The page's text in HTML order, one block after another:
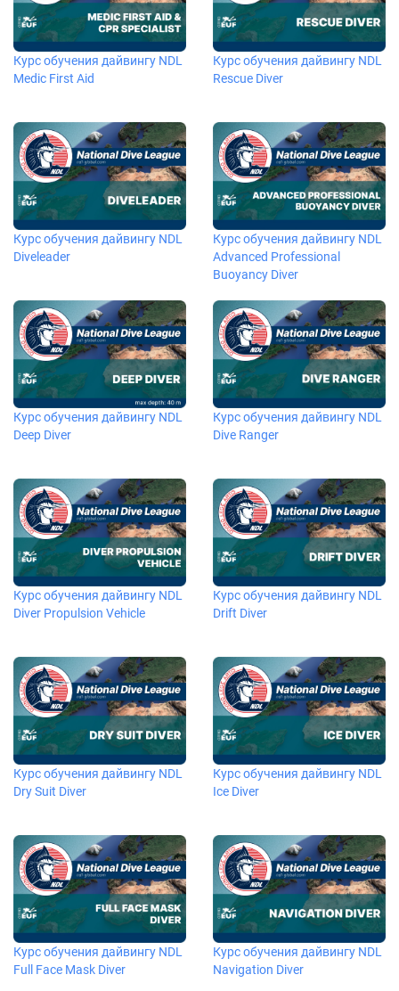
Курс обучения дайвингу NDL
Medic First Aid
Курс обучения дайвингу NDL
Rescue Diver
Курс обучения дайвингу NDL
Diveleader
Курс обучения дайвингу NDL
Advanced Professional
Buoyancy Diver
Курс обучения дайвингу NDL
Deep Diver
Курс обучения дайвингу NDL
Dive Ranger
Курс обучения дайвингу NDL
Diver Propulsion Vehicle
Курс обучения дайвингу NDL
Drift Diver
Курс обучения дайвингу NDL
Dry Suit Diver
Курс обучения дайвингу NDL
Ice Diver
Курс обучения дайвингу NDL
Full Face Mask Diver
Курс обучения дайвингу NDL
Navigation Diver